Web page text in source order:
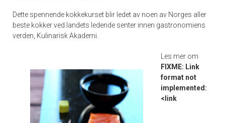
Dette spennende kokkekurset blir ledet av noen av Norges aller
beste kokker ved landets ledende senter innen gastronomiens
verden, Kulinarisk Akademi.
Les mer om
FIXME: Link
format not
implemented:
<link